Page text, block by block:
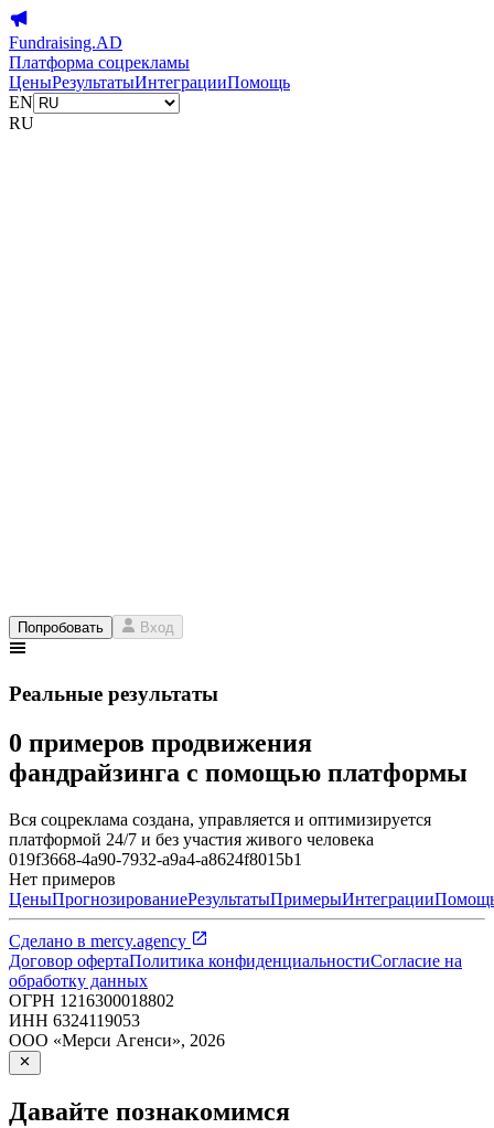
Fundraising.AD
Платформа соцрекламы
ЦеныРезультатыИнтеграцииПомощь
EN
RU
Попробовать Вход
Реальные результаты
0 примеров продвижения
фандрайзинга с помощью платформы
Вся соцреклама создана, управляется и оптимизируется
платформой 24/7 и без участия живого человека
019f3668-4a90-7932-a9a4-a8624f8015b1
Нет примеров
ЦеныПрогнозированиеРезультатыПримерыИнтеграции
Сделано в mercy.agency
Договор офертаПолитика конфиденциальностиСогласие на
обработку данных
ОГРН 1216300018802
ИНН 6324119053
ООО «Мерси Агенси», 2026
Давайте познакомимся